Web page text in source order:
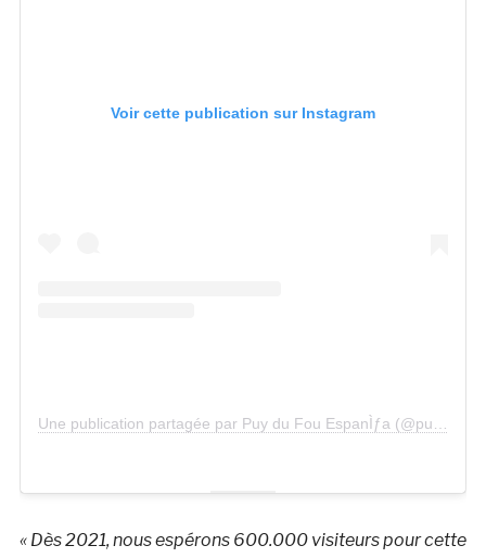
Voir cette publication sur Instagram
« Dès 2021, nous espérons 600.000 visiteurs pour cette